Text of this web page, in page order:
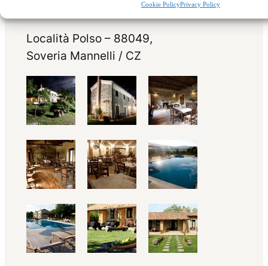
Cookie PolicyPrivacy Policy
Località Polso – 88049,
Soveria Mannelli / CZ